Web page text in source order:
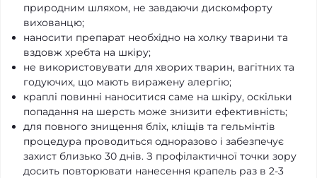
природним шляхом, не завдаючи дискомфорту
вихованцю;
наносити препарат необхідно на холку тварини та
вздовж хребта на шкіру;
не використовувати для хворих тварин, вагітних та
годуючих, що мають виражену алергію;
краплі повинні наноситися саме на шкіру, оскільки
попадання на шерсть може знизити ефективність;
для повного знищення бліх, кліщів та гельмінтів
процедура проводиться одноразово і забезпечує
захист близько 30 днів. З профілактичної точки зору
досить повторювати нанесення крапель раз в 2-3